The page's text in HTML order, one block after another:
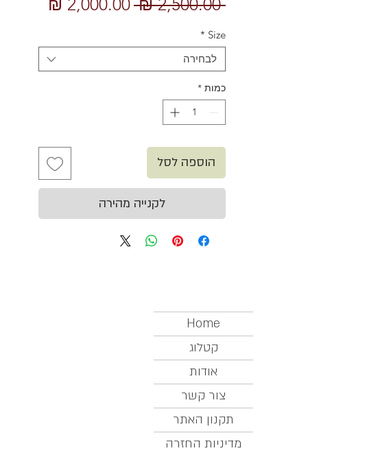
‏2,500.00 ‏₪
Size
*
לבחירה
כמות *
הוספה לסל
לקנייה מהירה
Home
קטלוג
אודות
צור קשר
תקנון האתר
מדיניות החזרה